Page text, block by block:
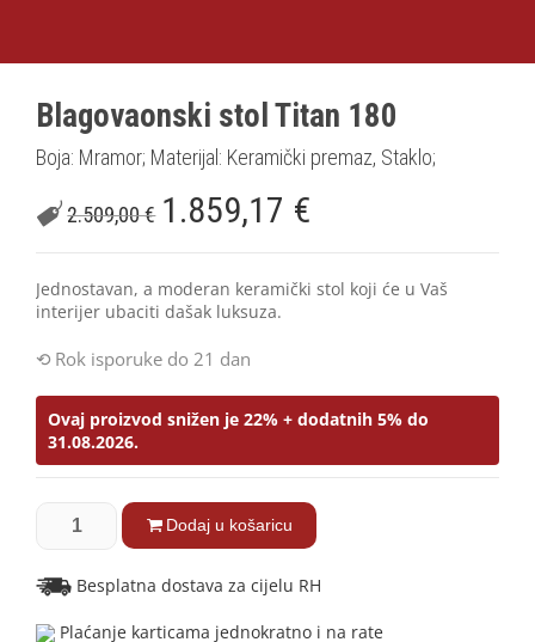
Blagovaonski stol Titan 180
Boja: Mramor; Materijal: Keramički premaz, Staklo;
2.509,00€ 1.859,17 €
Jednostavan, a moderan keramički stol koji će u Vaš
interijer ubaciti dašak luksuza.
Rok isporuke do 21 dan
Ovaj proizvod snižen je 22% + dodatnih 5% do
31.08.2026.
Dodaj u košaricu
Besplatna dostava za cijelu RH
Plaćanje karticama jednokratno i na rate